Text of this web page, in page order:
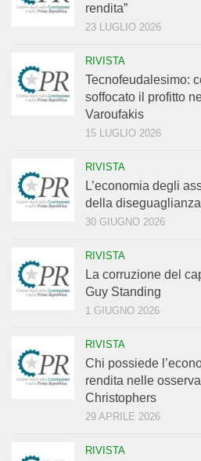
rendita”
23 LUGLIO 2026
RIVISTA
Tecnofeudalesimo:
soffocato il profitto
Varoufakis
15 LUGLIO 2026
RIVISTA
L’economia degli
della diseguaglianza
30 GIUGNO 2026
RIVISTA
La corruzione del
Guy Standing
1 GIUGNO 2026
RIVISTA
Chi possiede
rendita nelle
Christophers
29 APRILE 2026
RIVISTA